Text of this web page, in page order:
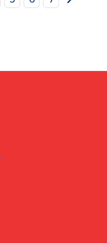
next